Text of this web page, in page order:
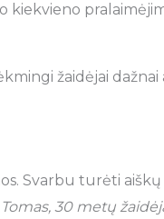
žaidėjai
Svarbu turėti
Tomas, 30 metų